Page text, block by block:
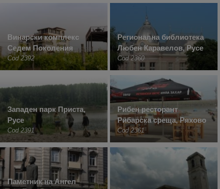
Винарски комплекс
Седем Поколения
Cod 2392
Регионална библиотека
Любен Каравелов, Русе
Cod 2360
Западен парк Приста,
Русе
Cod 2391
Рибен ресторант
Рибарска среща, Ряхово
Cod 2361
Паметник на Ангел